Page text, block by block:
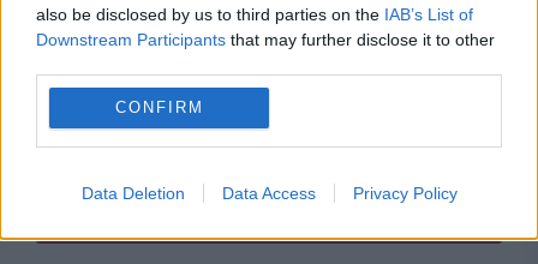
also be disclosed by us to third parties on the IAB’s List of
Downstream Participants that may further disclose it to other
CONFIRM
Data Deletion Data Access Privacy Policy